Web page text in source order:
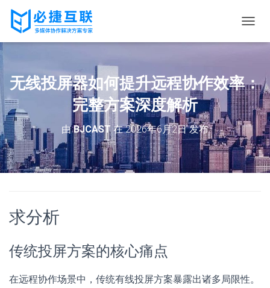
换
无线投屏器如何提升远程协作效率：
完整方案深度解析
由BJCAST在2026年6月2日发布
求分析
传统投屏方案的核心痛点
在远程协作场景中，传统有线投屏方案暴露出诸多局限性。